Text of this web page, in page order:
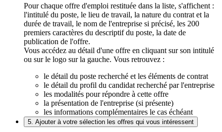
Pour chaque offre d'emploi restituée dans la liste, s'affichent :
l'intitulé du poste, le lieu de travail, la nature du contrat et la
durée de travail, le nom de l'entreprise si précisé, les 200
premiers caractères du descriptif du poste, la date de
publication de l'offre.
Vous accédez au détail d'une offre en cliquant sur son intitulé
ou sur le logo sur la gauche. Vous retrouvez :
le détail du poste recherché et les éléments de contrat
le détail du profil du candidat recherché par l'entreprise
les modalités pour répondre à cette offre
la présentation de l'entreprise (si présente)
les informations complémentaires le cas échéant
5. Ajouter à votre sélection les offres qui vous intéressent